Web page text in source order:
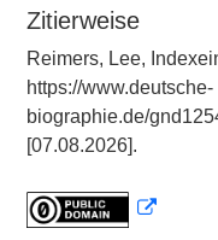
Zitierweise
Reimers, Lee,
https://www.deutsche-
biographie.de/
[07.08.2026].